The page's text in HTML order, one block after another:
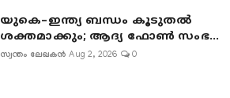
യുകെ–ഇന്ത്യ ബന്ധം കൂടുതൽ
ശക്തമാക്കും; ആദ്യ ഫോൺ സംഭ...
സ്വന്തം ലേഖകൻ Aug 2, 2026 0